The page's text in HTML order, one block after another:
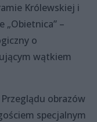
Królewskiej i
„Obietnica” –
o
wątkiem
obrazów
specjalnym